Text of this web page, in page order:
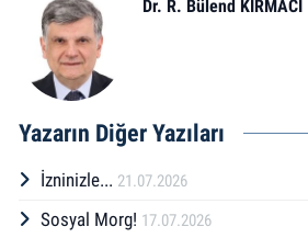
Dr. R. Bülend KIRMACI
Yazarın Diğer Yazıları
İzninizle... 21.07.2026
Sosyal Morg! 17.07.2026